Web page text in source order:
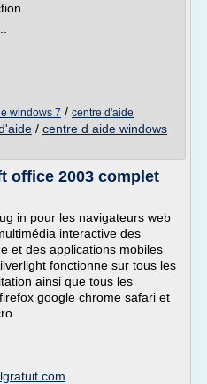
windows 7 / centre d'aide
/ centre d aide windows
office 2003 complet
in pour les navigateurs web
interactive des
et des applications mobiles
fonctionne sur tous les
ainsi que tous les
google chrome safari et